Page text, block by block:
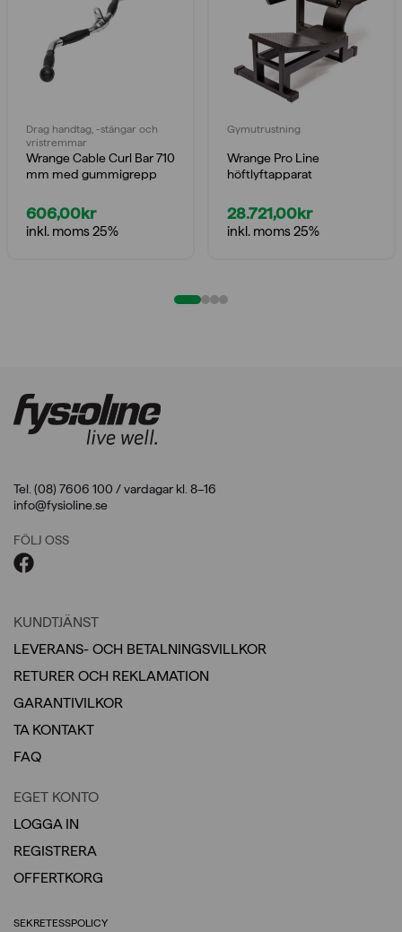
Drag handtag, -stängar och
vristremmar
Wrange Cable Curl Bar 710
mm med gummigrepp
606,00kr
inkl. moms 25%
Gymutrustning
Wrange Pro Line
höftlyftapparat
28.721,00kr
inkl. moms 25%
Tel. (08) 7606 100 / vardagar kl. 8–16
info@fysioline.se
FÖLJ OSS
KUNDTJÄNST
LEVERANS- OCH BETALNINGSVILLKOR
RETURER OCH REKLAMATION
GARANTIVILKOR
TA KONTAKT
FAQ
EGET KONTO
LOGGA IN
REGISTRERA
OFFERTKORG
SEKRETESSPOLICY